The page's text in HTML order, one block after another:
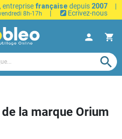
, entreprise française depuis 2007
|
8h-17h | Ecrivez-nous
person shopping_cart
search
la marque Orium